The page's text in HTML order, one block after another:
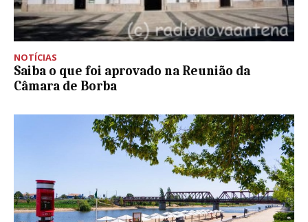
NOTÍCIAS
Saiba o que foi aprovado na Reunião da
Câmara de Borba